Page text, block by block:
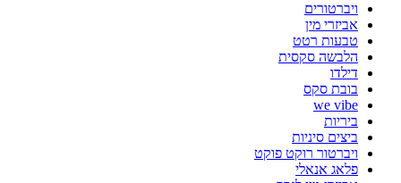
ויברטורים
אביזרי מין
טבעות רטט
הלבשה סקסית
דילדו
בובת סקס
we vibe
ביריות
ביצים סיניות
ויברטור רוקט פוקט
פלאג אנאלי